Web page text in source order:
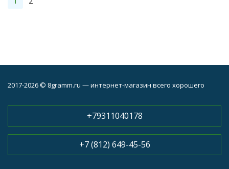
2017-2026 © 8gramm.ru — интернет-магазин всего хорошего
+79311040178
+7 (812) 649-45-56